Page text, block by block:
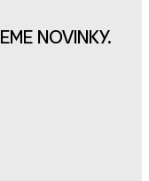
NOVINKY.